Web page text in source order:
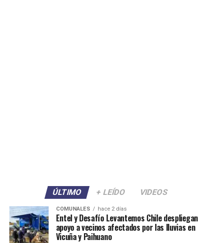
ÚLTIMO + LEÍDO VIDEOS
COMUNALES hace 2 días
Entel y Desafío Levantemos Chile despliegan
apoyo a vecinos afectados por las lluvias en
Vicuña y Paihuano